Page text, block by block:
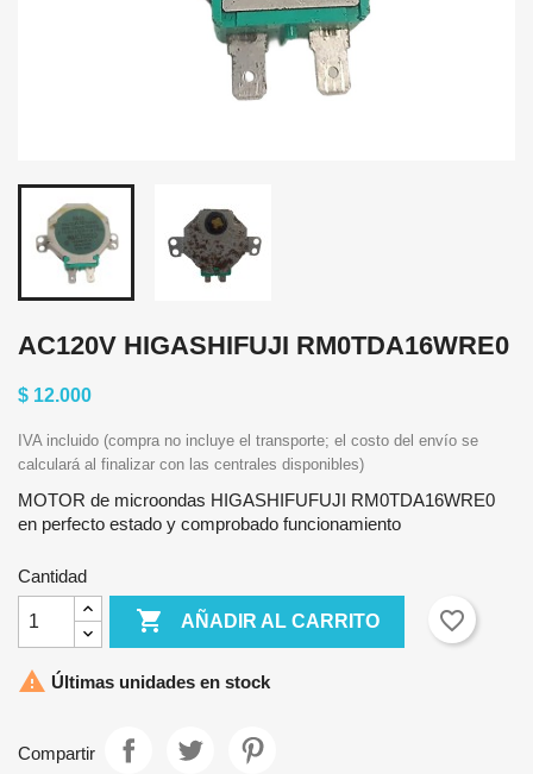
AC120V HIGASHIFUJI RM0TDA16WRE0
$ 12.000
IVA incluido (compra no incluye el transporte; el costo del envío se
calculará al finalizar con las centrales disponibles)
MOTOR de microondas HIGASHIFUFUJI RM0TDA16WRE0
en perfecto estado y comprobado funcionamiento
Cantidad
 AÑADIR AL CARRITO favorite_border
 Últimas unidades en stock
Compartir